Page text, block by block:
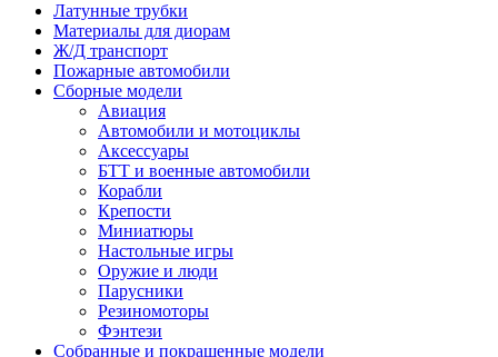
Латунные трубки
Материалы для диорам
Ж/Д транспорт
Пожарные автомобили
Сборные модели
Авиация
Автомобили и мотоциклы
Аксессуары
БТТ и военные автомобили
Корабли
Крепости
Миниатюры
Настольные игры
Оружие и люди
Парусники
Резиномоторы
Фэнтези
Собранные и покрашенные модели